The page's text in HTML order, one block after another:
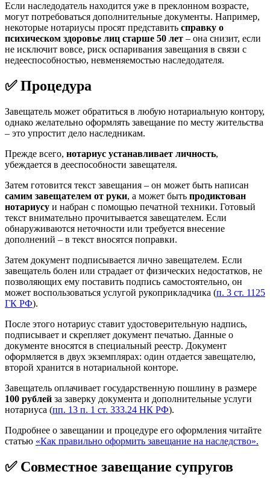
Если наследодатель находится уже в преклонном возрасте,
могут потребоваться дополнительные документы. Например,
некоторые нотариусы просят представить справку о
психическом здоровье лиц старше 50 лет – она снизит, если
не исключит вовсе, риск оспаривания завещания в связи с
недееспособностью, невменяемостью наследодателя.
✅ Процедура
Завещатель может обратиться в любую нотариальную контору,
однако желательно оформлять завещание по месту жительства
– это упростит дело наследникам.
Прежде всего, нотариус устанавливает личность,
убеждается в дееспособности завещателя.
Затем готовится текст завещания – он может быть написан
самим завещателем от руки, а может быть продиктован
нотариусу и набран с помощью печатной техники. Готовый
текст внимательно прочитывается завещателем. Если
обнаруживаются неточности или требуется внесение
дополнений – в текст вносятся поправки.
Затем документ подписывается лично завещателем. Если
завещатель болен или страдает от физических недостатков, не
позволяющих ему поставить подпись самостоятельно, он
может воспользоваться услугой рукоприкладчика (п. 3 ст. 1125
ГК РФ).
После этого нотариус ставит удостоверительную надпись,
подписывает и скрепляет документ печатью. Данные о
документе вносятся в специальный реестр. Документ
оформляется в двух экземплярах: один отдается завещателю,
второй хранится в нотариальной конторе.
Завещатель оплачивает государственную пошлину в размере
100 рублей за заверку документа и дополнительные услуги
нотариуса (пп. 13 п. 1 ст. 333.24 НК РФ).
Подробнее о завещании и процедуре его оформления читайте
статью «Как правильно оформить завещание на наследство».
✅ Совместное завещание супругов